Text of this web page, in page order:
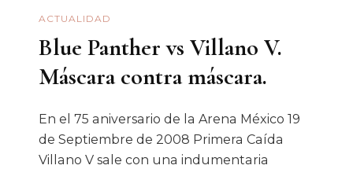
ACTUALIDAD
Blue Panther vs Villano V.
Máscara contra máscara.
En el 75 aniversario de la Arena México 19
de Septiembre de 2008 Primera Caída
Villano V sale con una indumentaria